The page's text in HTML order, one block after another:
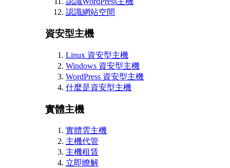
認識網站空間
資安型主機
Linux 資安型主機
Windows 資安型主機
WordPress 資安型主機
什麼是資安型主機
實體主機
實體雲主機
主機代管
主機租賃
立即瞭解